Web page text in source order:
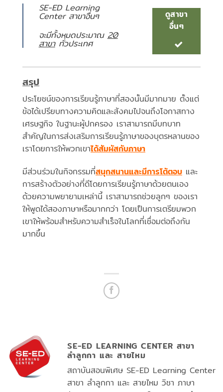
SE-ED Learning
Center สาขาอื่นๆ
จะมีทั้งหมดประมาณ 20
สาขาทั่วประเทศ
ดูสาขา
อื่นๆ
สรุป
ประโยชน์ของการเรียนรู้ภาษาที่สองนั้นมีมากมาย ตั้งแต่
ข้อได้เปรียบทางความคิดและสังคมไปจนถึงโอกาสทาง
เศรษฐกิจ ในฐานะผู้ปกครอง เราสามารถมีบทบาท
สำคัญในการส่งเสริมการเรียนรู้ภาษาของบุตรหลานของ
เราโดยการให้พวกเขาได้สัมผัสกับภาษา
มีส่วนร่วมในกิจกรรมที่สนุกสนานและมีการโต้ตอบ และ
การสร้างตัวอย่างที่ดีโดยการเรียนรู้ภาษาด้วยตนเอง
ด้วยความพยายามเหล่านี้ เราสามารถช่วยลูกๆ ของเรา
ให้พูดได้สองภาษาหรือมากกว่า โดยเป็นการเตรียมพวก
เขาให้พร้อมสำหรับความสำเร็จในโลกที่เชื่อมต่อถึงกัน
มากขึ้น
SE-ED LEARNING CENTER สาขา
ลำลูกกา และ สายไหม
สถาบันสอนพิเศษ SE-ED Learning Center
สาขา ลำลูกกา และ สายไหม วิชา ภาษา